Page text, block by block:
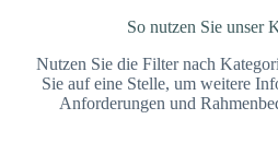
So nutzen Sie unser
Nutzen Sie die Filter nach
Sie auf eine Stelle, um weitere
Anforderungen und